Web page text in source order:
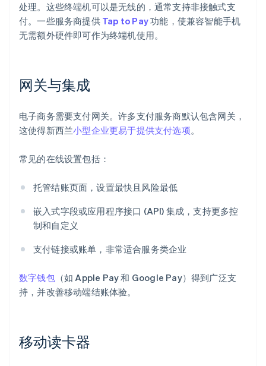
处理。这些终端机可以是无线的，通常支持非接触式支
付。一些服务商提供 Tap to Pay功能，使兼容智能手机
无需额外硬件即可作为终端机使用。
网关与集成
电子商务需要支付网关。许多支付服务商默认包含网关，
这使得新西兰小型企业更易于提供支付选项。
常见的在线设置包括：
托管结账页面，设置最快且风险最低
嵌入式字段或应用程序接口 (API) 集成，支持更多控
制和自定义
支付链接或账单，非常适合服务类企业
数字钱包（如 Apple Pay 和 Google Pay）得到广泛支
持，并改善移动端结账体验。
移动读卡器